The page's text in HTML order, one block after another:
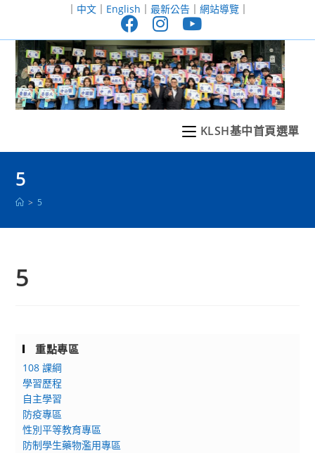
至
｜ 中文｜ English ｜ 最新公告｜ 網站導覽｜
KLSH基中首頁選單
5
> 5
5
重點專區
108 課綱
學習歷程
自主學習
防疫專區
性別平等教育專區
防制學生藥物濫用專區